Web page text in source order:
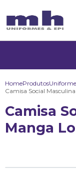
HomeProdutos
Camisa Social
Camisa
Manga